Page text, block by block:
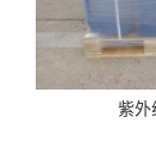
紫外